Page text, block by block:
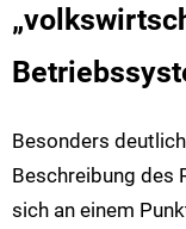
Besonders
Beschreibung des
sich an einem